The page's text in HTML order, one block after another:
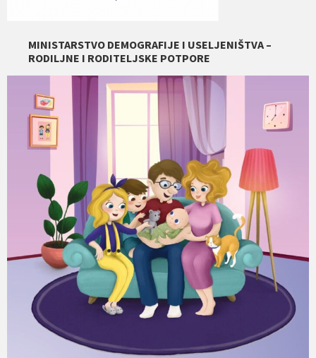
MINISTARSTVO DEMOGRAFIJE I USELJENIŠTVA –
RODILJNE I RODITELJSKE POTPORE